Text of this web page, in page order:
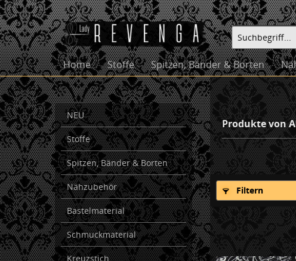
Home Stoffe Spitzen, Bänder & Borten
NEU
Stoffe
Spitzen, Bänder & Borten
Nähzubehör
Bastelmaterial
Schmuckmaterial
Kreuzstich
Produkte von
Filtern